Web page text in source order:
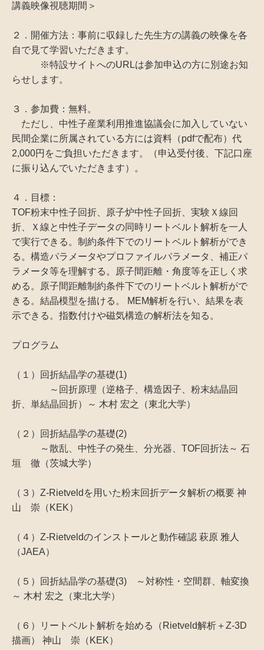
講義映像視聴期間＞
２．開催方法：事前に収録した先生方の講義の映像を各
自で見て学習いただきます。
※特設サイトへのURLは参加申込の方に別途お知
らせします。
３．参加費：無料。
ただし、中性子産業利用推進協議会に加入していない
民間企業に所属されている方には資料（pdfで配布）代
2,000円をご負担いただきます。（申込受付後、下記口座
に振り込んでいただきます）。
４．目標：
TOF粉末中性子回折、原子炉中性子回折、実験Ｘ線回
折、Ｘ線と中性子データの同時リートベルト解析を一人
で実行できる。制約条件下でのリートベルト解析ができ
る。構造パラメータやプロファイルパラメータ、補正パ
ラメータ等を理解する。原子間距離・角度等を正しく求
める。原子間距離制約条件下でのリートベルト解析がで
きる。結晶模型を描ける。 MEM解析を行い、結果を表
示できる。指数付けや磁気構造の解析法を知る。
プログラム
（１）回折結晶学の基礎(1)
～回折原理（逆格子、構造因子、粉末結晶回
折、単結晶回折）～ 木村 宏之（東北大学）
（２）回折結晶学の基礎(2)
～散乱、中性子の発生、分光器、TOF回折法～ 石
垣 徹（茨城大学）
（３）Z-Rietveldを用いた粉末回折データ解析の概要 神
山 崇（KEK）
（４）Z-Rietveldのインストールと動作確認 萩原 雅人
（JAEA）
（５）回折結晶学の基礎(3) ～対称性・空間群、軸変換
～ 木村 宏之（東北大学）
（６）リートベルト解析を始める（Rietveld解析＋Z-3D
描画） 神山 崇（KEK）